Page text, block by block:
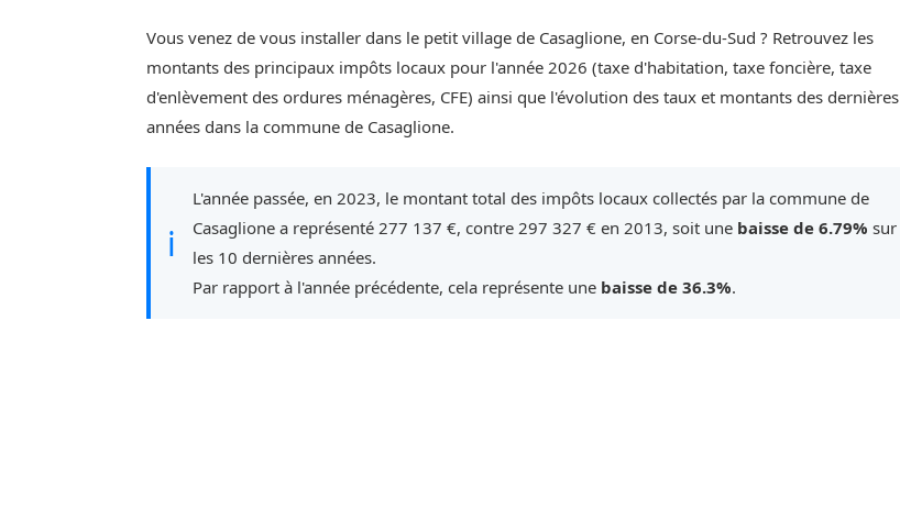
Vous venez de vous installer dans le petit village de Casaglione, en Corse-du-Sud ? Retrouvez les
montants des principaux impôts locaux pour l'année 2026 (taxe d'habitation, taxe foncière, taxe
d'enlèvement des ordures ménagères, CFE) ainsi que l'évolution des taux et montants des dernières
années dans la commune de Casaglione.
ℹ
L'année passée, en 2023, le montant total des impôts locaux collectés par la commune de
Casaglione a représenté 277 137 €, contre 297 327 € en 2013, soit une baisse de 6.79% sur
les 10 dernières années.
Par rapport à l'année précédente, cela représente une baisse de 36.3%.